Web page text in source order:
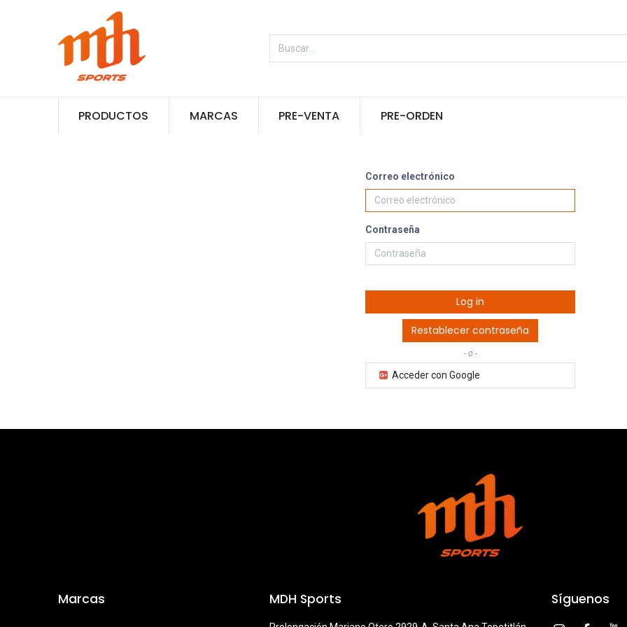
PRODUCTOS MARCAS PRE-VENTA PRE-ORDEN
Correo electrónico
Contraseña
Log in
Restablecer contraseña
- o -
Acceder con Google
Marcas MDH Sports Síguenos